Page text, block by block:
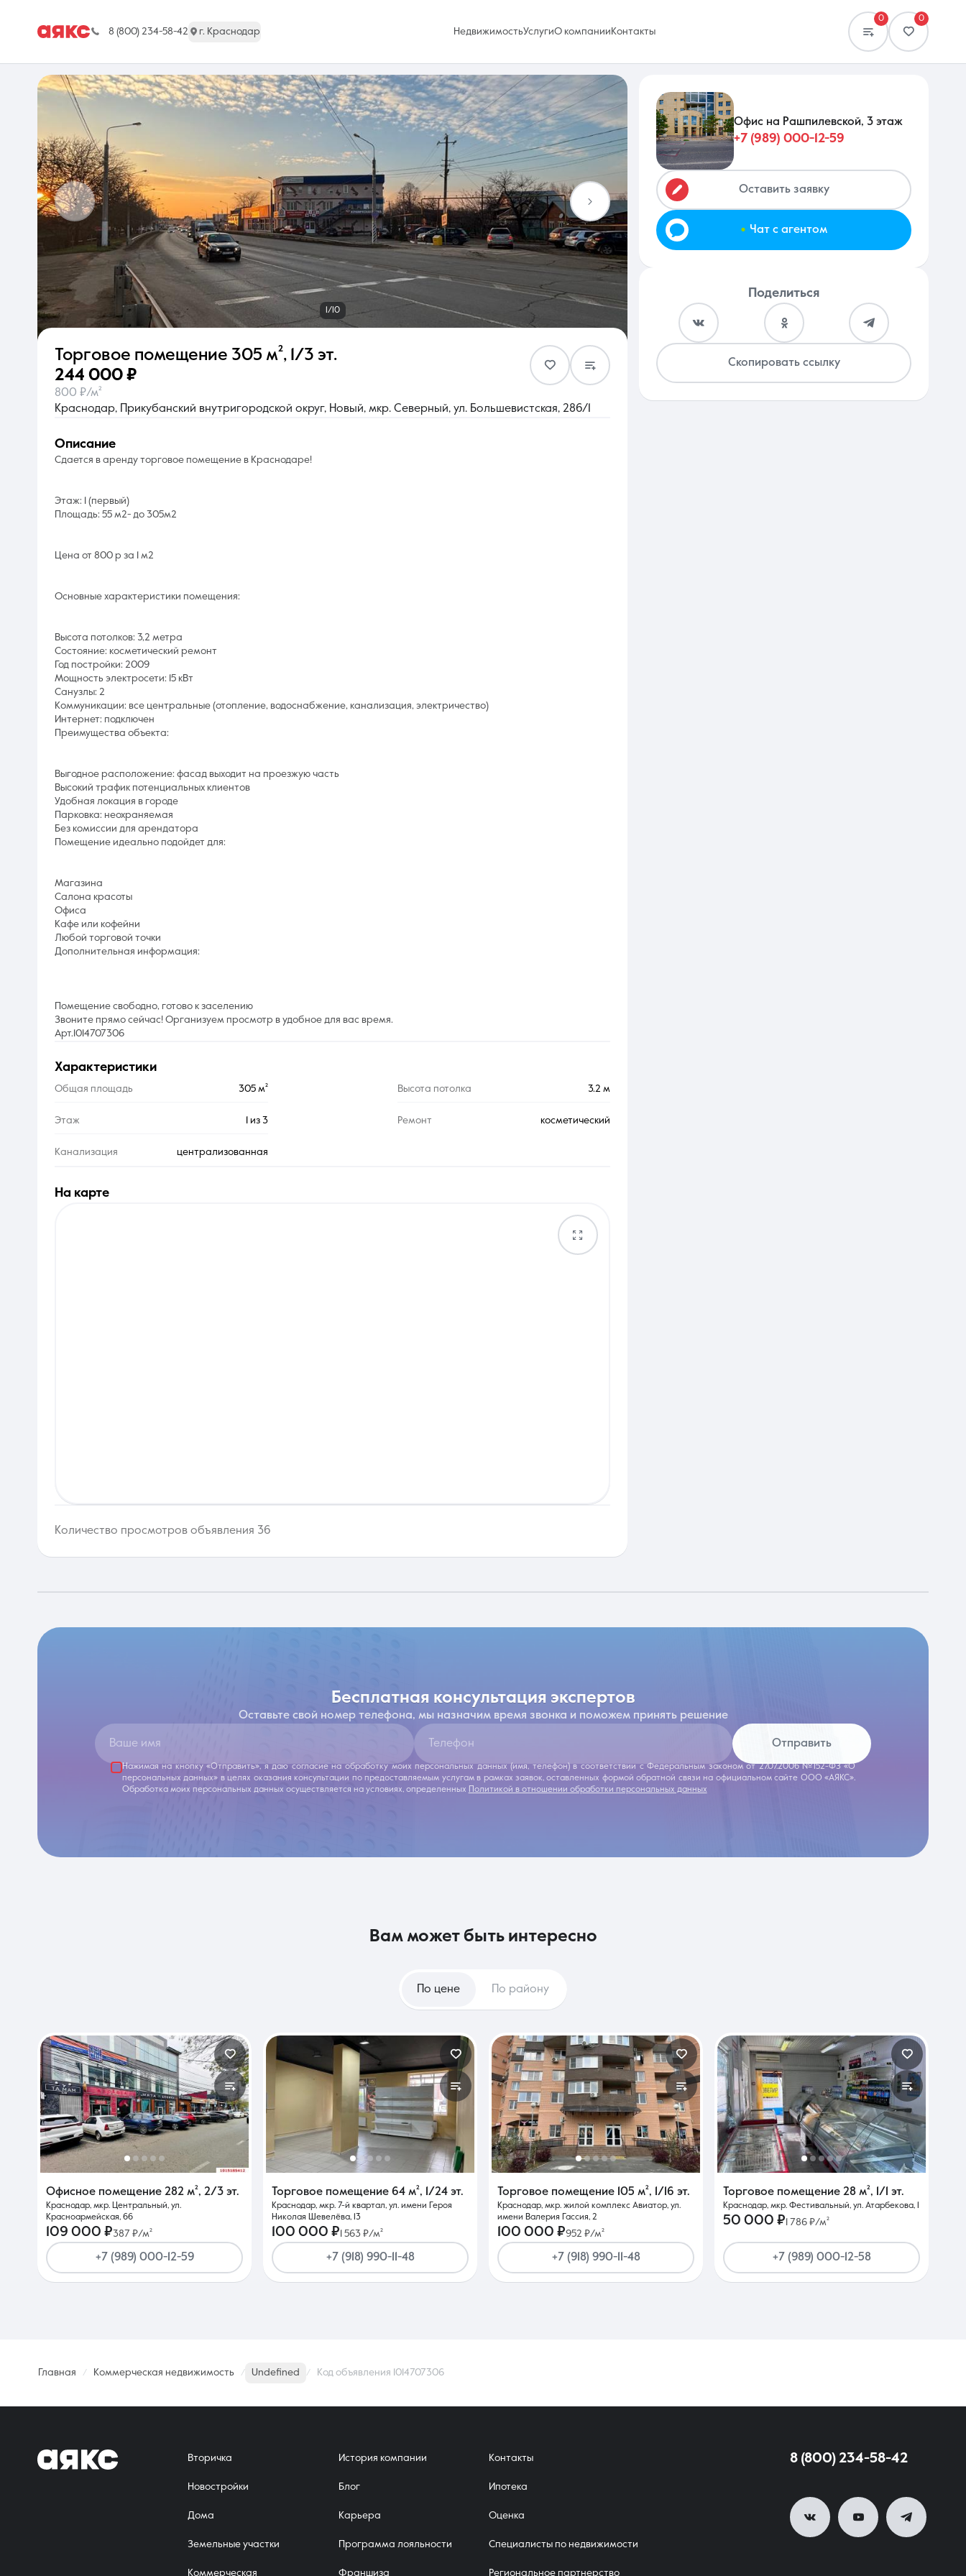
8 (800) 234-58-42 г. Краснодар НедвижимостьУслугиО компании Контакты
0 0
г. Краснодар Избранное
0 объявлений
Сравнение
Недвижимость Услуги
О компании Контакты
1/10
Торговое помещение 305 м², 1/3 эт.
244 000 ₽
800 ₽/м²
Краснодар, Прикубанский внутригородской округ, Новый, мкр. Северный, ул. Большевистская, 286/1
характеристики
Общая площадь 305 м² Высота потолка 3.2 м
Этаж 1 из 3 Ремонт косметический
Канализация централизованная
описание
Сдается в аренду торговое помещение в Краснодаре!
Этаж: 1 (первый)
Площадь: 55 м2- до 305м2
Цена от 800 р за 1 м2
Основные характеристики помещения:
Высота потолков: 3,2 метра
Состояние: косметический ремонт
Год постройки: 2009
Мощность электросети: 15 кВт
Санузлы: 2
Коммуникации: все центральные (отопление, водоснабжение, канализация, электричество)
Интернет: подключен
Преимущества объекта:
Выгодное расположение: фасад выходит на проезжую часть
Высокий трафик потенциальных клиентов
Удобная локация в городе
Парковка: неохраняемая
Без комиссии для арендатора
Помещение идеально подойдет для:
Магазина
Салона красоты
Офиса
Кафе или кофейни
Любой торговой точки
Дополнительная информация:
Помещение свободно, готово к заселению
Звоните прямо сейчас! Организуем просмотр в удобное для вас время.
Арт.1014707306
на карте
Количество просмотров объявления 36
Офис на Рашпилевской, 3 этаж
+7 (989) 000-12-59
Оставить заявку
. Чат с агентом
Поделиться
Скопировать ссылку
бесплатная консультация экспертов
Оставьте свой номер телефона, мы назначим время звонка и поможем принять решение
Ваше имя Телефон Отправить
Нажимая на кнопку «Отправить», я даю согласие на обработку моих персональных данных (имя, телефон) в соответствии с Федеральным законом от 27.07.2006 №152-ФЗ «О
персональных данных» в целях оказания консультации по предоставляемым услугам в рамках заявок, оставленных формой обратной связи на официальном сайте ООО «АЯКС».
Обработка моих персональных данных осуществляется на условиях, определенных Политикой в отношении обработки персональных данных
вам может быть интересно
По цене По району
Офисное помещение 282 м², 2/3 эт.
Краснодар, мкр. Центральный, ул.
Красноармейская, 66
109 000 ₽387 ₽/м²
+7 (989) 000-12-59
Торговое помещение 64 м², 1/24 эт.
Краснодар, мкр. 7-й квартал, ул. имени Героя
Николая Шевелёва, 13
100 000 ₽ 1 563 ₽/м²
+7 (918) 990-11-48
Торговое помещение 105 м², 1/16 эт.
Краснодар, мкр. жилой комплекс Авиатор, ул.
имени Валерия Гассия, 2
100 000 ₽952 ₽/м²
+7 (918) 990-11-48
Торговое помещение 28 м², 1/1 эт.
Краснодар, мкр. Фестивальный, ул. Атарбекова, 1
50 000 ₽ 1 786 ₽/м²
+7 (989) 000-12-58
Главная Коммерческая недвижимость Undefined Код объявления 1014707306
Вторичка
Новостройки
Дома
Земельные участки
Коммерческая
История компании
Блог
Карьера
Программа лояльности
Франшиза
Контакты
Ипотека
Оценка
Специалисты по недвижимости
Региональное партнерство
8 (800) 234-58-42